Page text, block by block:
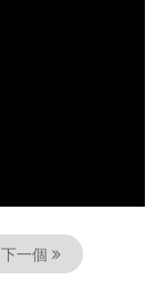
下一個